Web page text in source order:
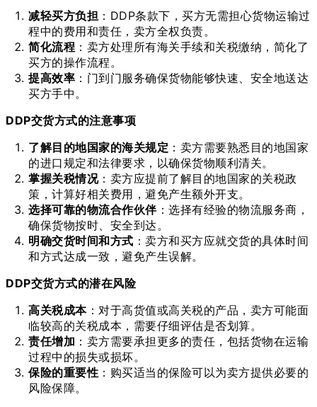
减轻买方负担 ：DDP条款下，买方无需担心货物运输过
程中的费用和责任，卖方全权负责。
简化流程 ：卖方处理所有海关手续和关税缴纳，简化了
买方的操作流程。
提高效率 ：门到门服务确保货物能够快速、安全地送达
买方手中。
DDP交货方式的注意事项
了解目的地国家的海关规定 ：卖方需要熟悉目的地国家
的进口规定和法律要求，以确保货物顺利清关。
掌握关税情况：卖方应提前了解目的地国家的关税政
策，计算好相关费用，避免产生额外开支。
选择可靠的物流合作伙伴：选择有经验的物流服务商，
确保货物按时、安全到达。
明确交货时间和方式 ：卖方和买方应就交货的具体时间
和方式达成一致，避免产生误解。
DDP交货方式的潜在风险
高关税成本：对于高货值或高关税的产品，卖方可能面
临较高的关税成本，需要仔细评估是否划算。
责任增加 ：卖方需要承担更多的责任，包括货物在运输
过程中的损失或损坏。
保险的重要性 ：购买适当的保险可以为卖方提供必要的
风险保障。